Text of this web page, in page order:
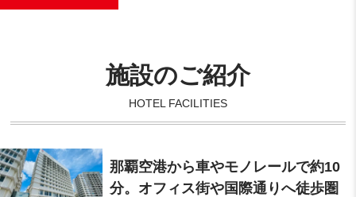
施設のご紹介
HOTEL FACILITIES
那覇空港から車やモノレールで約10
分。オフィス街や国際通りへ徒歩圏